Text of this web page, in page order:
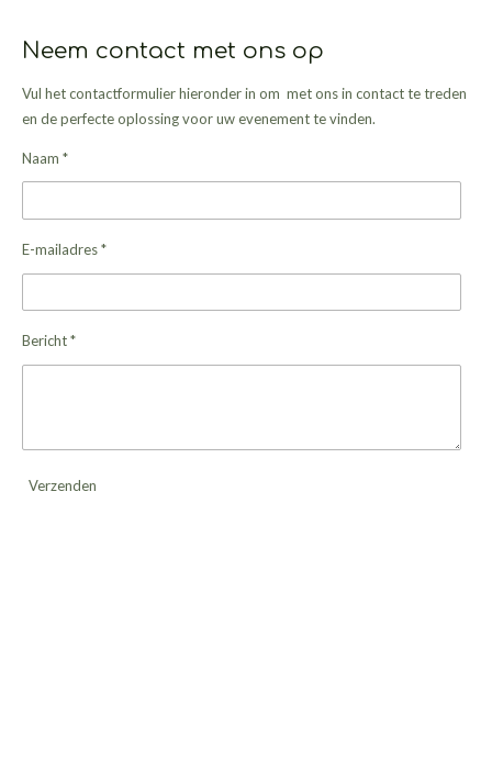
Neem contact met ons op
Vul het contactformulier hieronder in om met ons in contact te treden
en de perfecte oplossing voor uw evenement te vinden.
Naam *
E-mailadres *
Bericht *
Verzenden